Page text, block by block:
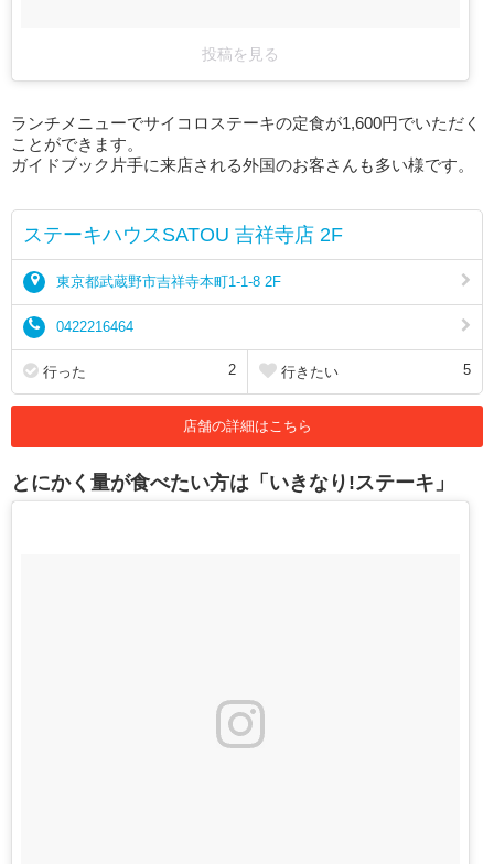
投稿を見る
ランチメニューでサイコロステーキの定食が1,600円でいただく
ことができます。
ガイドブック片手に来店される外国のお客さんも多い様です。
ステーキハウスSATOU 吉祥寺店 2F
東京都武蔵野市吉祥寺本町1-1-8 2F
0422216464
行った 2 行きたい 5
店舗の詳細はこちら
とにかく量が食べたい方は「いきなり!ステーキ」